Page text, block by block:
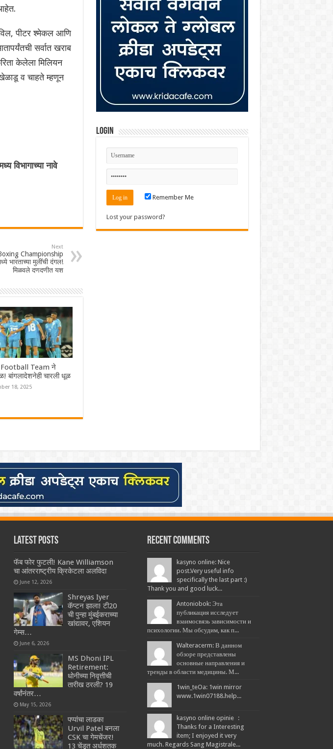
पीटर श्मेकल आणि
सर्वात खराब
केलेला मिलियन
व चाहते म्हणून
नावे
Next
Championship
भारताच्या मुलींची दंगल!
मिळवले दणदणीत यश
Team ने
बांगलादेशनेही चारली धूळ
18, 2025
Login
Remember Me
Lost your password?
Latest Posts
फॅब फोर फुटली! Kane Williamson
चा आंतरराष्ट्रीय क्रिकेटला अलविदा
June 12, 2026
Shreyas Iyer
कॅप्टन झाला! टी20
ची पुन्हा मुंबईकराच्या
खांद्यावर, एशियन
गेम्स…
June 6, 2026
MS Dhoni IPL
Retirement:
धोनीच्या निवृत्तीची
तारीख ठरली? 19
वर्षांनंतर…
May 15, 2026
पप्पांचा लाडका
Urvil Patel बनला
CSK चा गेमचेंजर!
13 चेंडूत अर्धशतक
Recent Comments
kasyno online: Nice
post.Very useful info
specifically the last part :)
Thank you and good luck...
Antoniobok: Эта
публикация исследует
взаимосвязь зависимости и
психологии. Мы обсудим, как п...
Walteracerm: В данном
обзоре представлены
основные направления и
тренды в области медицины. М...
1win_teOa: 1win mirror
www.1win07188.help...
kasyno online opinie :
Thanks for a Interesting
item; I enjoyed it very
much. Regards Sang Magistrale...